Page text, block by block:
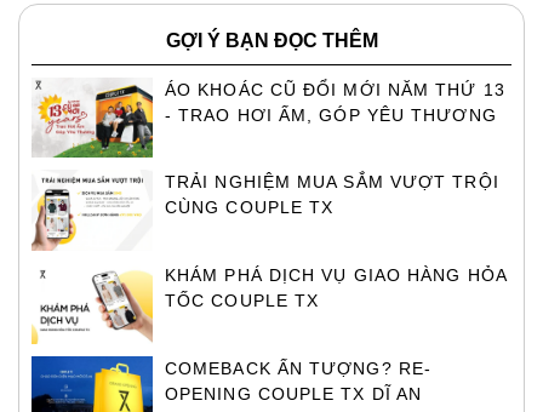
GỢI Ý BẠN ĐỌC THÊM
ÁO KHOÁC CŨ ĐỔI MỚI NĂM THỨ 13
- TRAO HƠI ẤM, GÓP YÊU THƯƠNG
TRẢI NGHIỆM MUA SẮM VƯỢT TRỘI
CÙNG COUPLE TX
KHÁM PHÁ DỊCH VỤ GIAO HÀNG HỎA
TỐC COUPLE TX
COMEBACK ẤN TƯỢNG? RE-
OPENING COUPLE TX DĨ AN